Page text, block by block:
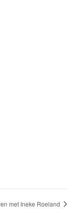
met Ineke Roeland